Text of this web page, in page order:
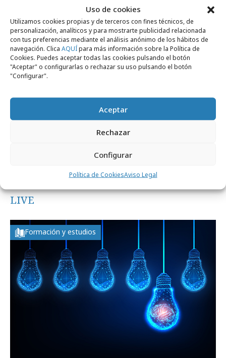
Uso de cookies
Utilizamos cookies propias y de terceros con fines técnicos, de
personalización, analíticos y para mostrarte publicidad relacionada
con tus preferencias mediante el análisis anónimo de los hábitos de
navegación. Clica AQUÍpara más información sobre la Política de
Cookies. Puedes aceptar todas las cookies pulsando el botón
"Aceptar" o configurarlas o rechazar su uso pulsando el botón
"Configurar".
Aceptar
Rechazar
Configurar
Política de CookiesAviso Legal
Medios
LIVE
Formación y estudios